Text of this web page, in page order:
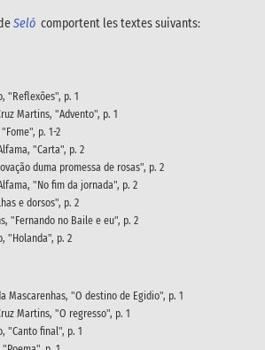
Seló comportent les textes suivants:
"Reflexões", p. 1
Martins, "Advento", p. 1
p. 1-2
"Carta", p. 2
duma promessa de rosas", p. 2
"No fim da jornada", p. 2
e dorsos", p. 2
"Fernando no Baile e eu", p. 2
"Holanda", p. 2
Mascarenhas, "O destino de Egidio", p. 1
Martins, "O regresso", p. 1
"Canto final", p. 1